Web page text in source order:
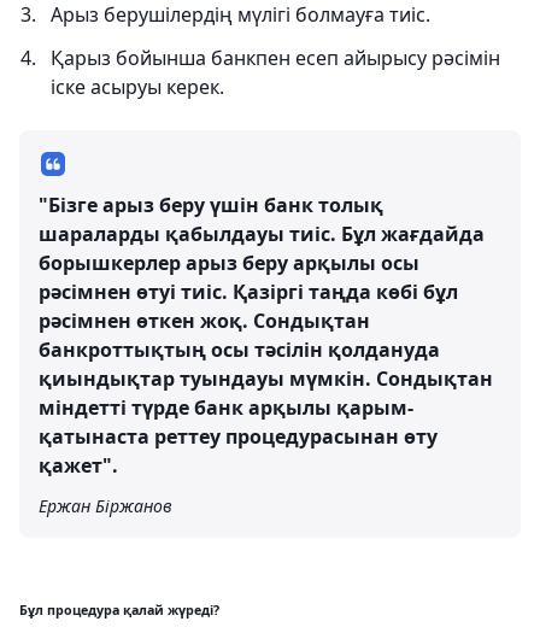
Арыз берушілердің мүлігі болмауға тиіс.
Қарыз бойынша банкпен есеп айырысу рәсімін
іске асыруы керек.
"Бізге арыз беру үшін банк толық
шараларды қабылдауы тиіс. Бұл жағдайда
борышкерлер арыз беру арқылы осы
рәсімнен өтуі тиіс. Қазіргі таңда көбі бұл
рәсімнен өткен жоқ. Сондықтан
банкроттықтың осы тәсілін қолдануда
қиындықтар туындауы мүмкін. Сондықтан
міндетті түрде банк арқылы қарым-
қатынаста реттеу процедурасынан өту
қажет".
Ержан Біржанов
Бұл процедура қалай жүреді?